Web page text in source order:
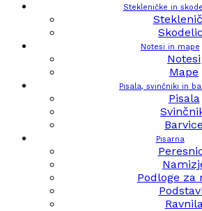
Stekleničke in
Notesi in mape
Notesi
Mape
Pisala, svinčniki in
Pisala
Barvice
Pisarna
Podloge za